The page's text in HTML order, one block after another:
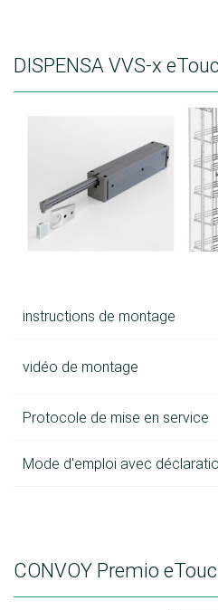
DISPENSA VVS-x
instructions de montage
vidéo de montage
Protocole de mise en service
Mode d'emploi avec
CONVOY Premio